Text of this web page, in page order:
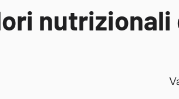
nutrizionali